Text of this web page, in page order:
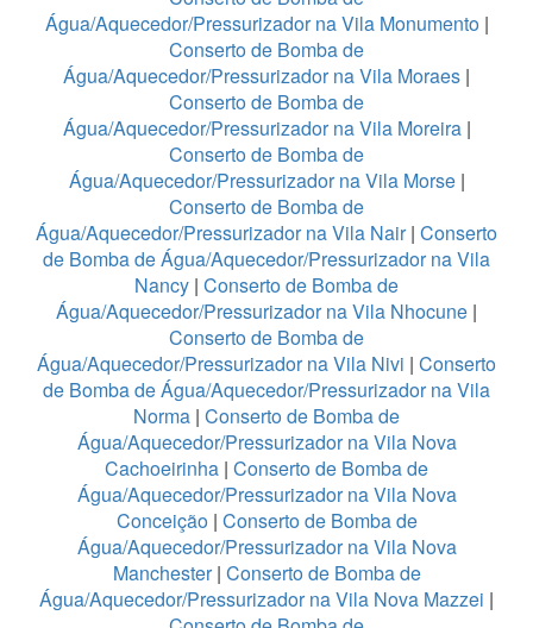
Água/Aquecedor/Pressurizador na Vila Monumento|
Conserto de Bomba de
Água/Aquecedor/Pressurizador na Vila Moraes |
Conserto de Bomba de
Água/Aquecedor/Pressurizador na Vila Moreira|
Conserto de Bomba de
Água/Aquecedor/Pressurizador na Vila Morse|
Conserto de Bomba de
Água/Aquecedor/Pressurizador na Vila Nair| Conserto
de Bomba de Água/Aquecedor/Pressurizador na Vila
Nancy | Conserto de Bomba de
Água/Aquecedor/Pressurizador na Vila Nhocune |
Conserto de Bomba de
Água/Aquecedor/Pressurizador na Vila Nivi | Conserto
de Bomba de Água/Aquecedor/Pressurizador na Vila
Norma | Conserto de Bomba de
Água/Aquecedor/Pressurizador na Vila Nova
Cachoeirinha | Conserto de Bomba de
Água/Aquecedor/Pressurizador na Vila Nova
Conceição| Conserto de Bomba de
Água/Aquecedor/Pressurizador na Vila Nova
Manchester| Conserto de Bomba de
Água/Aquecedor/Pressurizador na Vila Nova Mazzei |